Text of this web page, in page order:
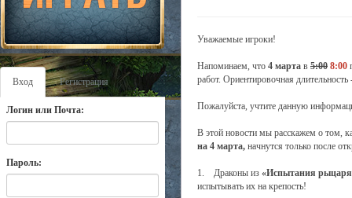
Вход Регистрация
Логин или Почта:
Пароль:
Уважаемые игроки!
Напоминаем, что 4 марта в 5:00 8:00
работ. Ориентировочная
Пожалуйста, учтите данную
В этой новости мы расскажем о том,
на 4 марта, начнутся только после
1. Драконы из «Испытания рыцаря
испытывать их на крепость!